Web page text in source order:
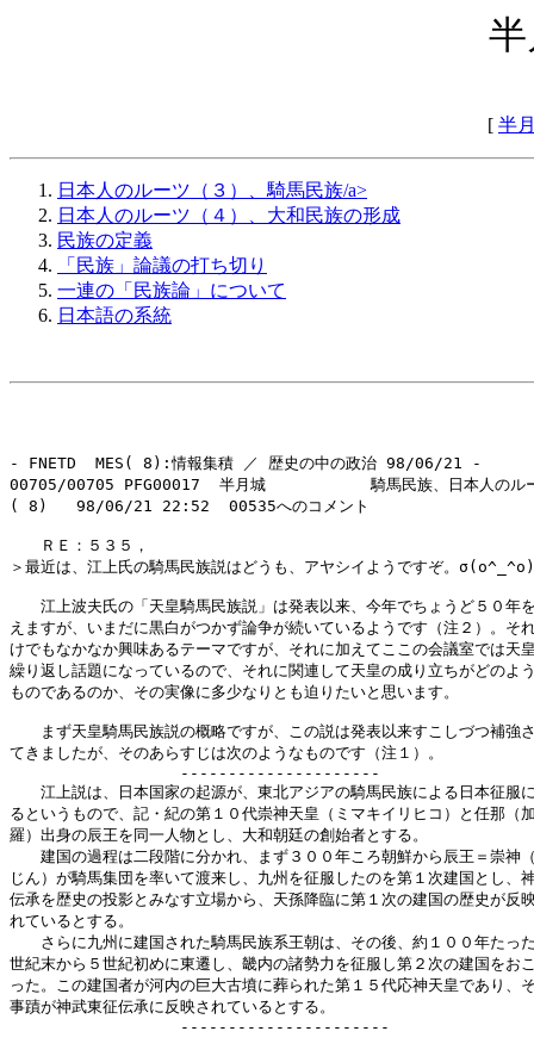
[ 半
日本人のルーツ（３）、騎馬民族/a>
日本人のルーツ（４）、大和民族の形成
民族の定義
「民族」論議の打ち切り
一連の「民族論」について
日本語の系統
- FNETD  MES( 8):情報集積 ／ 歴史の中の政治 98/06/21 -
00705/00705 PFG00017  半月城           騎馬民族、日本人のル
( 8)   98/06/21 22:52  00535へのコメント
ＲＥ：５３５，
＞最近は、江上氏の騎馬民族説はどうも、アヤシイようですぞ。σ(o^_^o)
江上波夫氏の「天皇騎馬民族説」は発表以来、今年でちょうど５０年
えますが、いまだに黒白がつかず論争が続いているようです（注２）。そ
けでもなかなか興味あるテーマですが、それに加えてここの会議室では天
繰り返し話題になっているので、それに関連して天皇の成り立ちがどのよ
ものであるのか、その実像に多少なりとも迫りたいと思います。
まず天皇騎馬民族説の概略ですが、この説は発表以来すこしづつ補強
てきましたが、そのあらすじは次のようなものです（注１）。
---------------------
江上説は、日本国家の起源が、東北アジアの騎馬民族による日本征服
るというもので、記・紀の第１０代崇神天皇（ミマキイリヒコ）と任那（
羅）出身の辰王を同一人物とし、大和朝廷の創始者とする。
建国の過程は二段階に分かれ、まず３００年ころ朝鮮から辰王＝崇神
じん）が騎馬集団を率いて渡来し、九州を征服したのを第１次建国とし、
伝承を歴史の投影とみなす立場から、天孫降臨に第１次の建国の歴史が反
れているとする。
さらに九州に建国された騎馬民族系王朝は、その後、約１００年たっ
世紀末から５世紀初めに東遷し、畿内の諸勢力を征服し第２次の建国をお
った。この建国者が河内の巨大古墳に葬られた第１５代応神天皇であり、
事蹟が神武東征伝承に反映されているとする。
----------------------